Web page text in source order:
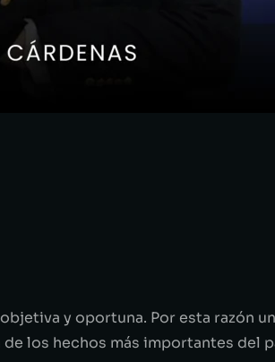
y oportuna. Por esta razón
los hechos más importantes del